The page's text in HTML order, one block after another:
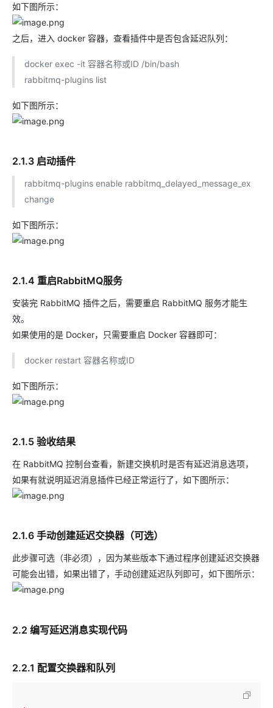
如下图所示：
之后，进入 docker 容器，查看插件中是否包含延迟队列：
docker exec -it 容器名称或ID /bin/bash
rabbitmq-plugins list
如下图所示：
2.1.3 启动插件
rabbitmq-plugins enable rabbitmq_delayed_message_ex
change
如下图所示：
2.1.4 重启RabbitMQ服务
安装完 RabbitMQ 插件之后，需要重启 RabbitMQ 服务才能生
效。
如果使用的是 Docker，只需要重启 Docker 容器即可：
docker restart 容器名称或ID
如下图所示：
2.1.5 验收结果
在 RabbitMQ 控制台查看，新建交换机时是否有延迟消息选项，
如果有就说明延迟消息插件已经正常运行了，如下图所示：
2.1.6 手动创建延迟交换器（可选）
此步骤可选（非必须），因为某些版本下通过程序创建延迟交换器
可能会出错，如果出错了，手动创建延迟队列即可，如下图所示：
2.2 编写延迟消息实现代码
2.2.1 配置交换器和队列